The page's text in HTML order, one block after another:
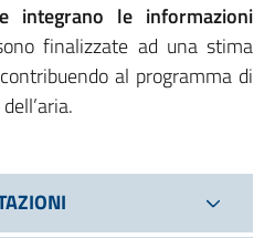
integrano le informazioni
finalizzate ad una stima
al programma di